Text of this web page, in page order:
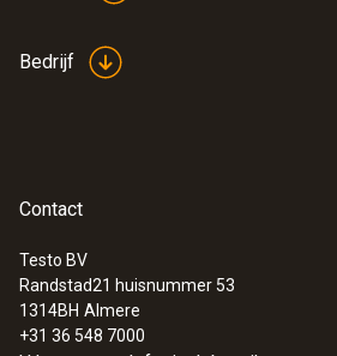
Bedrijf
Contact
Testo BV
Randstad21 huisnummer 53
1314BH Almere
+31 36 548 7000